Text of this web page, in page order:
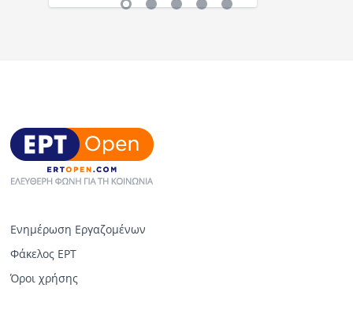
Ενημέρωση Εργαζομένων
Φάκελος ΕΡΤ
Όροι χρήσης